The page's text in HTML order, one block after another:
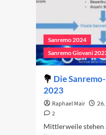
Sanremo 2024
Sanremo Giovani
Die
2023
Raphael Mair
2
Mittlerweile stehen